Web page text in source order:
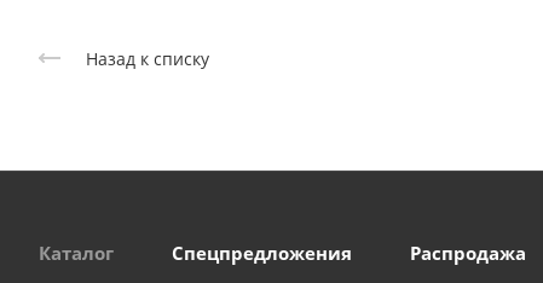
Назад к списку
Каталог Спецпредложения Распродажа